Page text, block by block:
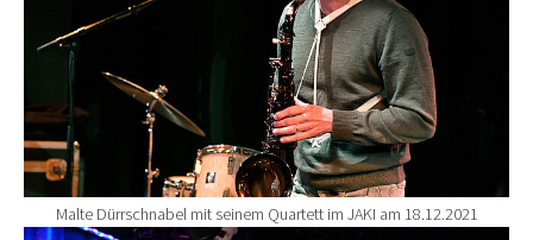
Malte Dürrschnabel mit seinem Quartett im JAKI am 18.12.2021